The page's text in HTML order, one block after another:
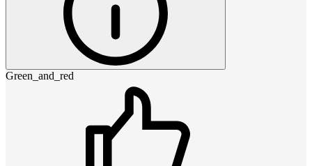
Green_and_red